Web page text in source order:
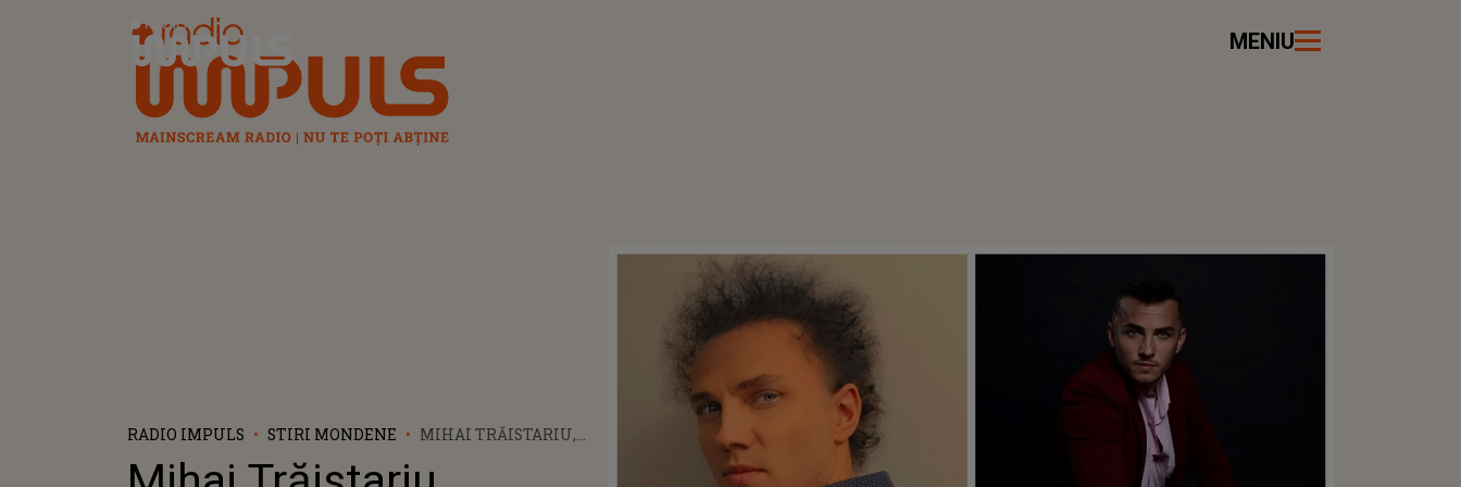
Radio Impuls MENIU
RADIO IMPULS STIRI MONDENE
MIHAI TRĂISTARIU,
FEMEILE DIN VIAȚA